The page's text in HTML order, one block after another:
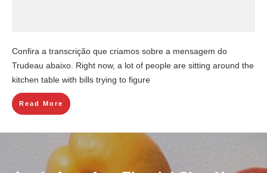
Confira a transcrição que criamos sobre a mensagem do
Trudeau abaixo. Right now, a lot of people are sitting around the
kitchen table with bills trying to figure
Read More